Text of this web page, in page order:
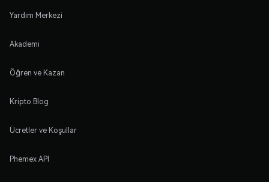
Yardım Merkezi
Akademi
Öğren ve Kazan
Kripto Blog
Ücretler ve Koşullar
Phemex API